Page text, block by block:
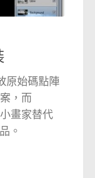
原始碼點陣
，而
畫家替代
。